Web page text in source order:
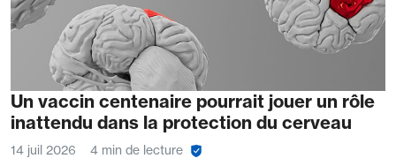
Un vaccin centenaire pourrait jouer un rôle
inattendu dans la protection du cerveau
14 juil 2026 4 min de lecture